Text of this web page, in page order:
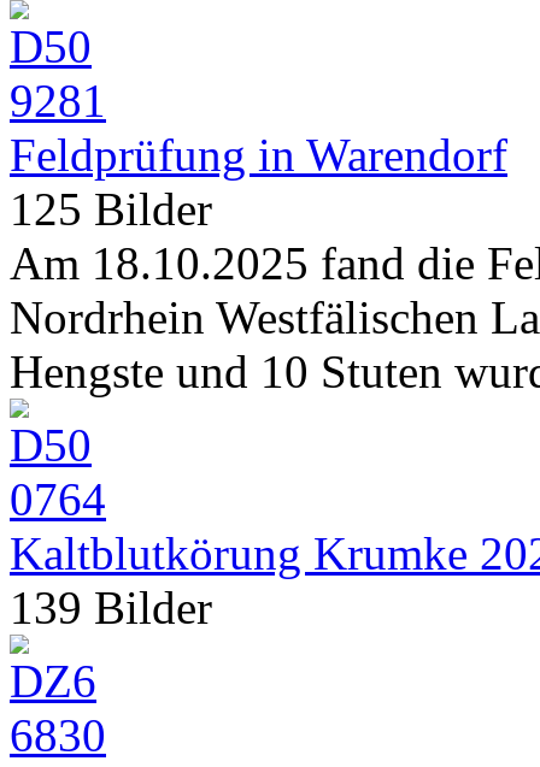
Feldprüfung in Warendorf
125 Bilder
Am 18.10.2025 fand die
Nordrhein Westfälischen
Hengste und 10 Stuten
Kaltblutkörung Krumke
139 Bilder